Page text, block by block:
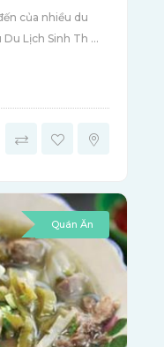
của nhiều du
Lịch Sinh Th ...
Quán Ăn